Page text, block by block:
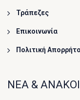
Τράπεζες
Επικοινωνία
Πολιτική
ΝΕΑ &